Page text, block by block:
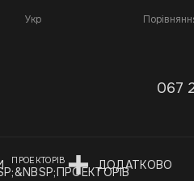
Укр
067
ПРОЕКТОРІВ ДОДАТКОВО